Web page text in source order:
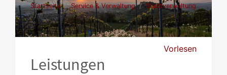
Startseite Service & Verwaltung
Stadtverwaltung
Leistungen
Vorlesen
Leistungen